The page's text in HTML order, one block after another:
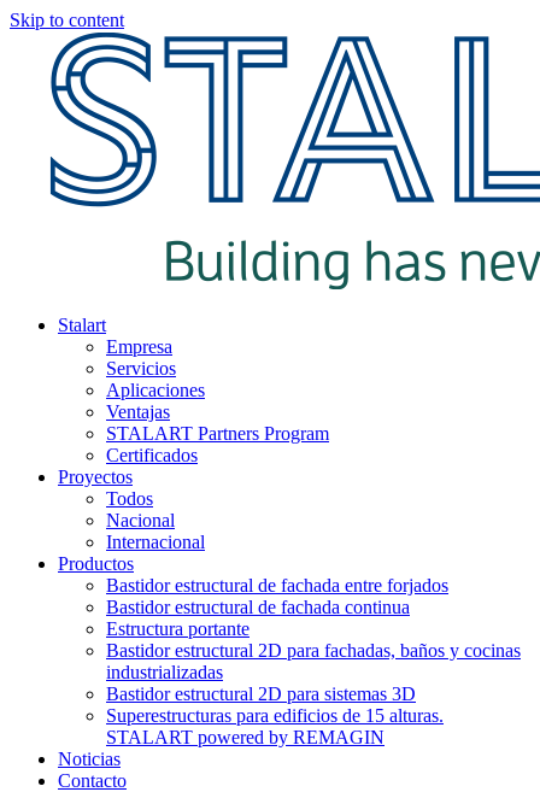
Skip to content
Stalart
Empresa
Servicios
Aplicaciones
Ventajas
STALART Partners Program
Certificados
Proyectos
Todos
Nacional
Internacional
Productos
Bastidor estructural de fachada entre forjados
Bastidor estructural de fachada continua
Estructura portante
Bastidor estructural 2D para fachadas, baños y cocinas
industrializadas
Bastidor estructural 2D para sistemas 3D
Superestructuras para edificios de 15 alturas.
STALART powered by REMAGIN
Noticias
Contacto